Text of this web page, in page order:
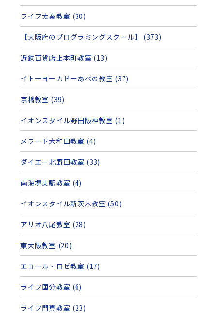
ライフ太秦教室 (30)
【大阪府のプログラミングスクール】 (373)
近鉄百貨店上本町教室 (13)
イトーヨーカドーあべの教室 (37)
京橋教室 (39)
イオンスタイル野田阪神教室 (1)
メラード大和田教室 (4)
ダイエー北野田教室 (33)
南海堺東駅教室 (4)
イオンスタイル新茨木教室 (50)
アリオ八尾教室 (28)
東大阪教室 (20)
エコール・ロゼ教室 (17)
ライフ国分教室 (6)
ライフ門真教室 (23)